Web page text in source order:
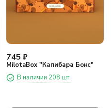
745 ₽
MilotaBox "Капибара Бокс"
В наличии 208 шт.